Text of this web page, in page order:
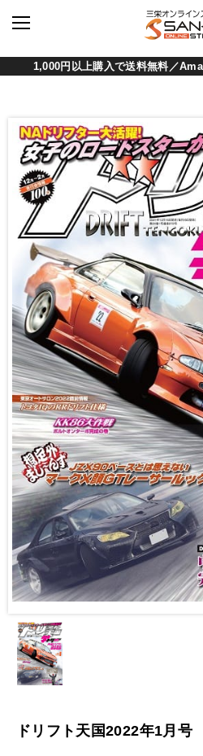
1,000円以上購入で送料無料／
ドリフト天国2022年1月号